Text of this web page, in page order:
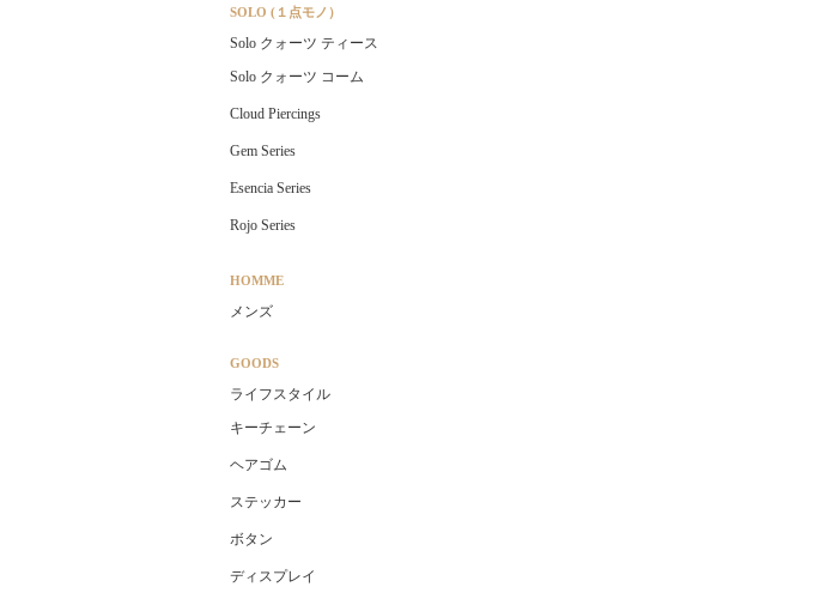
SOLO (１点モノ）
Solo クォーツ ティース
Solo クォーツ コーム
Cloud Piercings
Gem Series
Esencia Series
Rojo Series
HOMME
メンズ
GOODS
ライフスタイル
キーチェーン
ヘアゴム
ステッカー
ボタン
ディスプレイ